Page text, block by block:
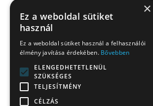
×
Ez a weboldal sütiket
használ
Ez a weboldal sütiket használ a felhasználói
élmény javítása érdekében. Bővebben
ELENGEDHETETLENÜL
SZÜKSÉGES
TELJESÍTMÉNY
CÉLZÁS